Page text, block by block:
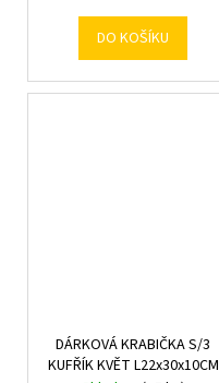
DO KOŠÍKU
DÁRKOVÁ KRABIČKA S/3
KUFŘÍK KVĚT L22x30x10CM